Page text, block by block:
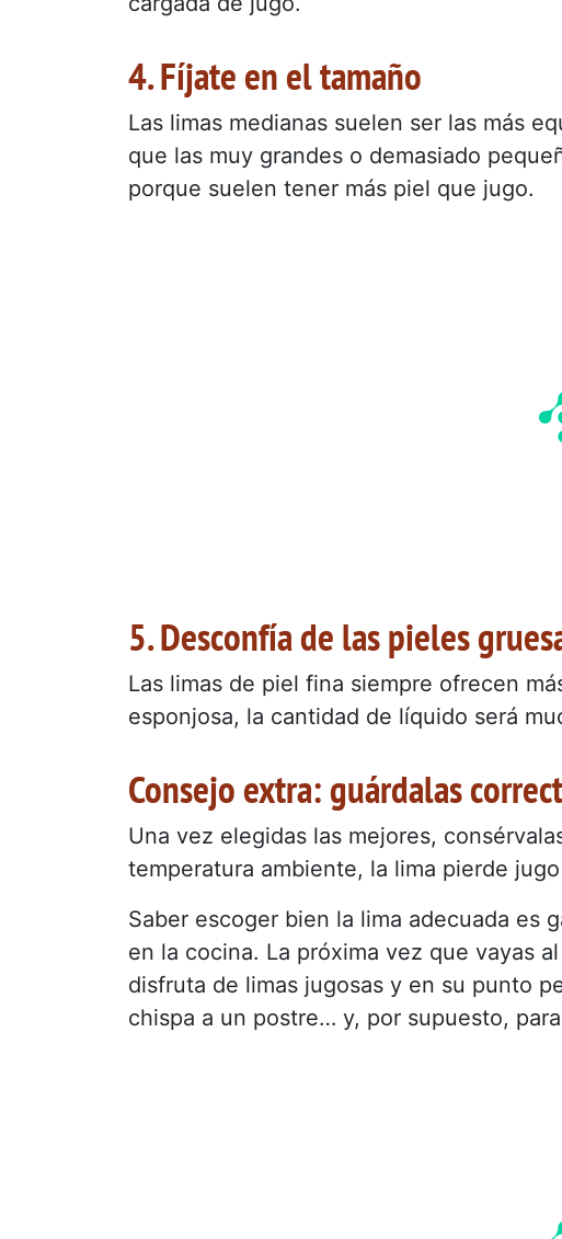
4. Fíjate en el tamaño
Las limas medianas suelen ser las más
que las muy grandes o demasiado
porque suelen tener más piel que jugo.
5. Desconfía de las pieles
Las limas de piel fina siempre ofrecen
esponjosa, la cantidad de líquido será
Consejo extra: guárdalas
Una vez elegidas las mejores,
temperatura ambiente, la lima pierde
Saber escoger bien la lima adecuada es
en la cocina. La próxima vez que vayas
disfruta de limas jugosas y en su punto
chispa a un postre… y, por supuesto,